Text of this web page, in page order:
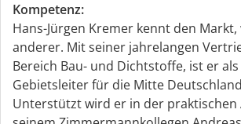
Kompetenz:
Hans-Jürgen Kremer kennt den Markt,
anderer. Mit seiner jahrelangen
Bereich Bau- und Dichtstoffe, ist er
Gebietsleiter für die Mitte
Unterstützt wird er in der praktischen